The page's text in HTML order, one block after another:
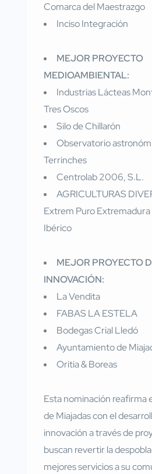
Comarca del Maestrazgo
Inciso Integración
MEJOR PROYECTO
MEDIOAMBIENTAL:
Industrias Lácteas
Tres Oscos
Silo de Chillarón
Observatorio
Terrinches
Centrolab 2006, S.L.
AGRICULTURAS
Extrem Puro
Ibérico
MEJOR PROYECTO
INNOVACIÓN:
La Vendita
FABAS LA ESTELA
Bodegas Crial Lledó
Ayuntamiento de
Oritia & Boreas
Esta nominación reafirma
de Miajadas con el
innovación a través de
buscan revertir la
mejores servicios a su